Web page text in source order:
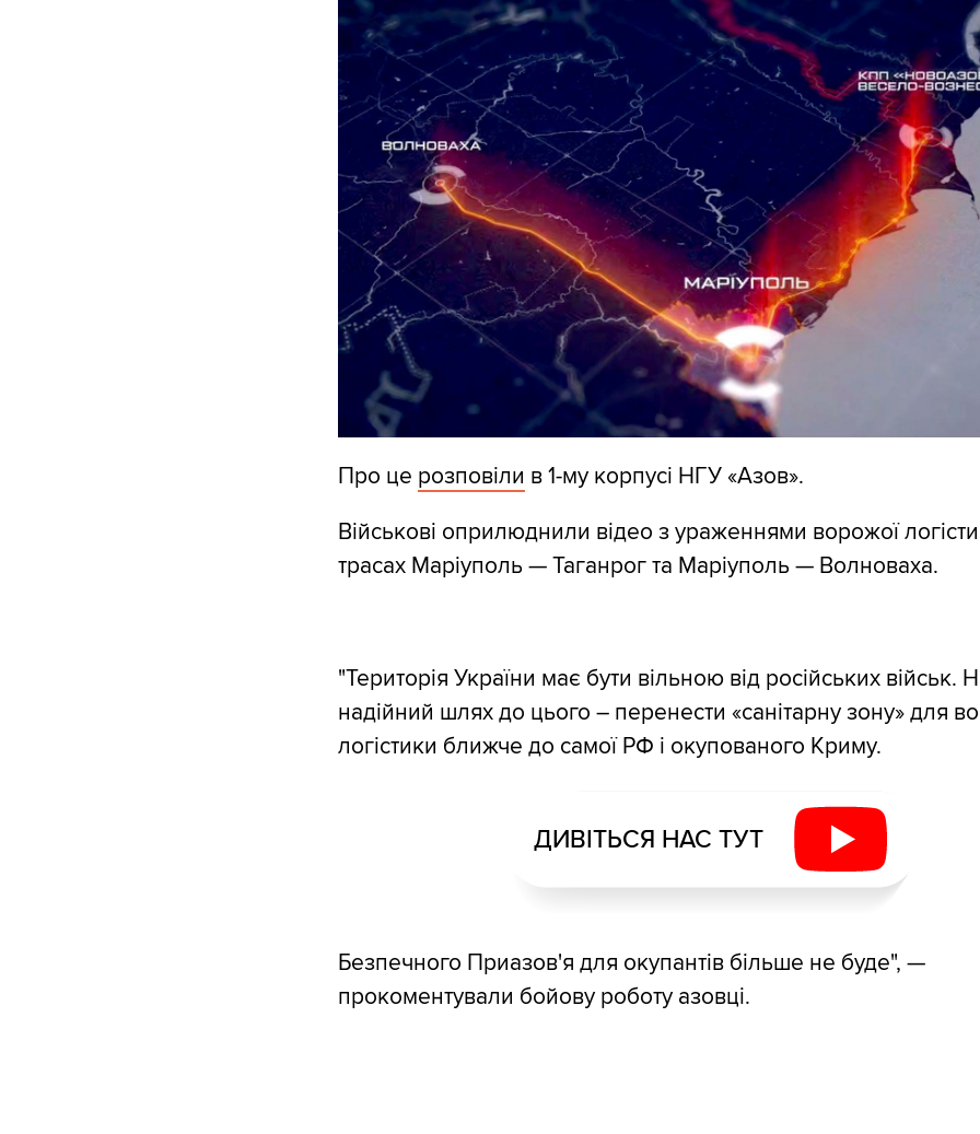
Про це розповіли в 1-му корпусі НГУ «Азов».
Військові оприлюднили відео з ураженнями ворожої
трасах Маріуполь — Таганрог та Маріуполь — Волноваха.
"Територія України має бути вільною від російських військ.
надійний шлях до цього – перенести «санітарну зону» для
логістики ближче до самої РФ і окупованого Криму.
ДИВІТЬСЯ НАС ТУТ
Безпечного Приазов'я для окупантів більше не буде", —
прокоментували бойову роботу азовці.